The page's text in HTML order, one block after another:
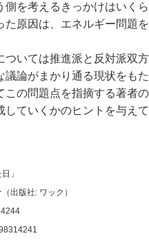
を考えるきっかけはいく
原因は、エネルギー問題
いては推進派と反対派双
論がまかり通る現状をも
の問題点を指摘する著者
ていくかのヒントを与えて
日」
出版社: ワック）